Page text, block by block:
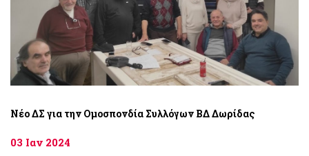
Νέο ΔΣ για την Ομοσπονδία Συλλόγων ΒΔ Δωρίδας
03 Ιαν 2024